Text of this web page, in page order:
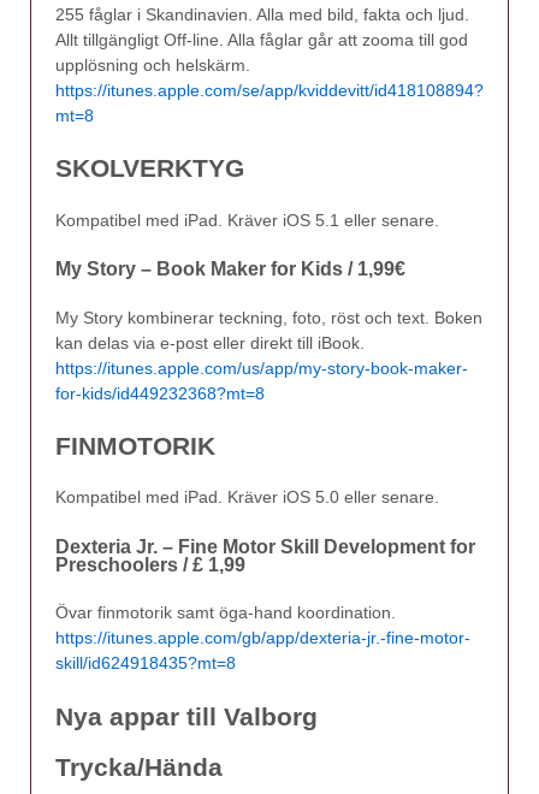
255 fåglar i Skandinavien. Alla med bild, fakta och ljud.
Allt tillgängligt Off-line. Alla fåglar går att zooma till god
upplösning och helskärm.
https://itunes.apple.com/se/app/kviddevitt/id418108894?
mt=8
SKOLVERKTYG
Kompatibel med iPad. Kräver iOS 5.1 eller senare.
My Story – Book Maker for Kids / 1,99€
My Story kombinerar teckning, foto, röst och text. Boken
kan delas via e-post eller direkt till iBook.
https://itunes.apple.com/us/app/my-story-book-maker-
for-kids/id449232368?mt=8
FINMOTORIK
Kompatibel med iPad. Kräver iOS 5.0 eller senare.
Dexteria Jr. – Fine Motor Skill Development for
Preschoolers / £ 1,99
Övar finmotorik samt öga-hand koordination.
https://itunes.apple.com/gb/app/dexteria-jr.-fine-motor-
skill/id624918435?mt=8
Nya appar till Valborg
Trycka/Hända